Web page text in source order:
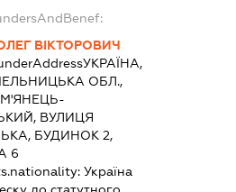
ВІКТОРОВИЧ
УКРАЇНА,
ОБЛ.,
ВУЛИЦЯ
БУДИНОК 2,
6
Україна
до статутного